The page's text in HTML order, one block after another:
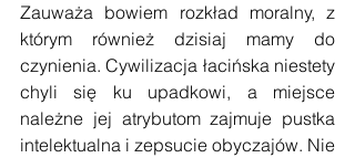
Zauważa bowiem rozkład moralny, z
którym również dzisiaj mamy do
czynienia. Cywilizacja łacińska niestety
chyli się ku upadkowi, a miejsce
należne jej atrybutom zajmuje pustka
intelektualna i zepsucie obyczajów. Nie